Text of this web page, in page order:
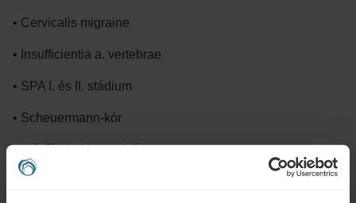
• Cervicalis migraine
• Insufficientia a. vertebrae
• SPA I. és II. stádium
• Scheuermann-kór
• csípőízületi kontraktúra